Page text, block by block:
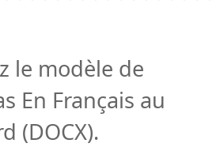
le modèle de
En Français au
(DOCX).